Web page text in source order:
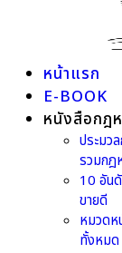
หน้าแรก
E-BOOK
หนังสือกฎ
ประมว
รวมกฎ
10 อัน
ขายดี
หมวดห
ทั้งหมด